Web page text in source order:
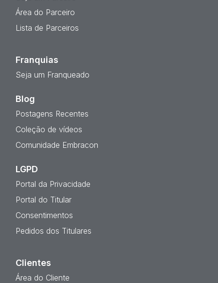
Área do Parceiro
Lista de Parceiros
Franquias
Seja um Franqueado
Blog
Postagens Recentes
Coleção de vídeos
Comunidade Embracon
LGPD
Portal da Privacidade
Portal do Titular
Consentimentos
Pedidos dos Titulares
Clientes
Área do Cliente